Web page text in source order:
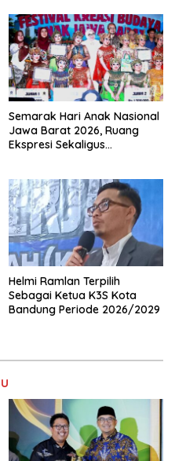
Semarak Hari Anak Nasional
Jawa Barat 2026, Ruang
Ekspresi Sekaligus
Helmi Ramlan Terpilih
Sebagai Ketua K3S Kota
Bandung Periode 2026/2029